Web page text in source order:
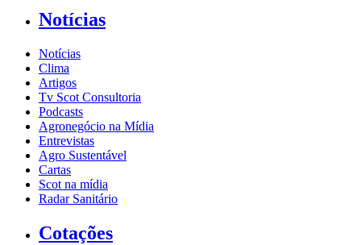
Notícias
Notícias
Clima
Artigos
Tv Scot Consultoria
Podcasts
Agronegócio na Mídia
Entrevistas
Agro Sustentável
Cartas
Scot na mídia
Radar Sanitário
Cotações